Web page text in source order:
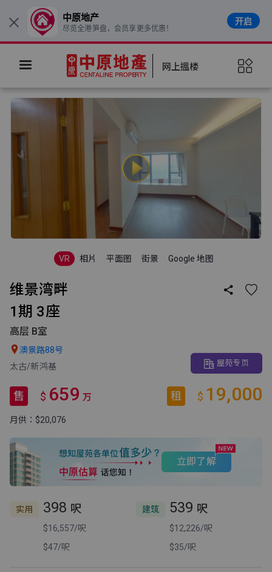
网上搵楼
VR 相片 平面图 街景 Google 地图
维景湾畔 
1期 3座
高层 B室
 澳景路88号
太古/新鸿基
屋苑专页
售 $ 659 万 租 $ 19,000
月供：$20,076
立即了解
实用 398 呎
$16,557/呎
$47/呎
建筑 539 呎
$12,226/呎
$35/呎
× 中原地产
尽览全港笋盘，会员享更多优惠！
开启